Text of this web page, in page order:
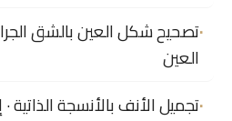
تصحيح شكل العين بالشق
العين
تجميل الأنف بالأنسجة الذاتية